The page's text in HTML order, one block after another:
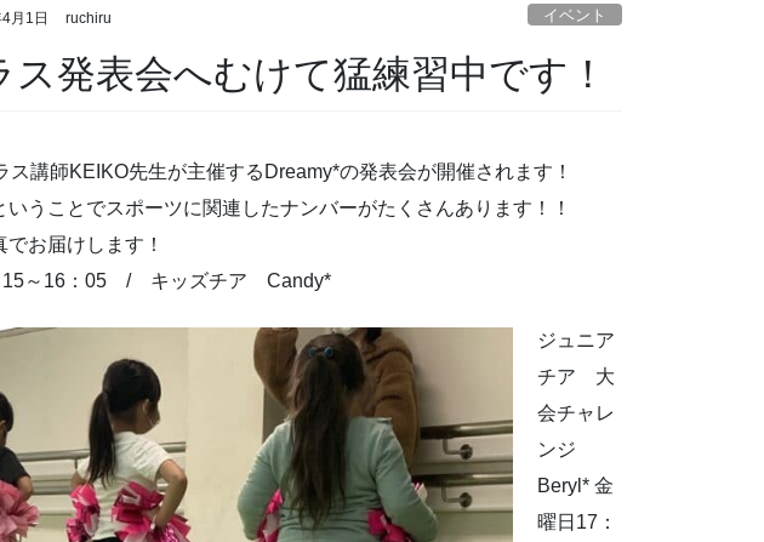
月1日 ruchiru イベント
発表会へむけて猛練習中です！
講師KEIKO先生が主催するDreamy*の発表会が開催されます！
うことでスポーツに関連したナンバーがたくさんあります！！
お届けします！
15～16：05 / キッズチア Candy*
ジュニア
チア 大
会チャレ
ンジ
Beryl* 金
曜日17：